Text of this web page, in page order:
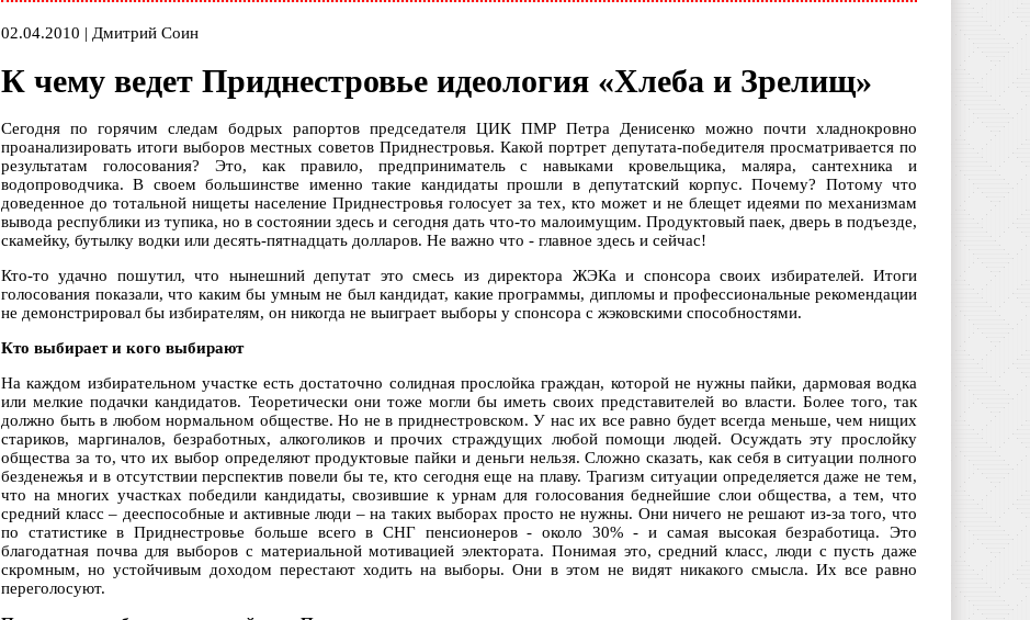
02.04.2010 | Дмитрий Соин
К чему ведет Приднестровье идеология «Хлеба и Зрелищ»
Сегодня по горячим следам бодрых рапортов председателя ЦИК ПМР Петра Денисенко можно почти хладнокровно
проанализировать итоги выборов местных советов Приднестровья. Какой портрет депутата-победителя просматривается по
результатам голосования? Это, как правило, предприниматель с навыками кровельщика, маляра, сантехника и
водопроводчика. В своем большинстве именно такие кандидаты прошли в депутатский корпус. Почему? Потому что
доведенное до тотальной нищеты население Приднестровья голосует за тех, кто может и не блещет идеями по механизмам
вывода республики из тупика, но в состоянии здесь и сегодня дать что-то малоимущим. Продуктовый паек, дверь в подъезде,
скамейку, бутылку водки или десять-пятнадцать долларов. Не важно что - главное здесь и сейчас!
Кто-то удачно пошутил, что нынешний депутат это смесь из директора ЖЭКа и спонсора своих избирателей. Итоги
голосования показали, что каким бы умным не был кандидат, какие программы, дипломы и профессиональные рекомендации
не демонстрировал бы избирателям, он никогда не выиграет выборы у спонсора с жэковскими способностями.
Кто выбирает и кого выбирают
На каждом избирательном участке есть достаточно солидная прослойка граждан, которой не нужны пайки, дармовая водка
или мелкие подачки кандидатов. Теоретически они тоже могли бы иметь своих представителей во власти. Более того, так
должно быть в любом нормальном обществе. Но не в приднестровском. У нас их все равно будет всегда меньше, чем нищих
стариков, маргиналов, безработных, алкоголиков и прочих страждущих любой помощи людей. Осуждать эту прослойку
общества за то, что их выбор определяют продуктовые пайки и деньги нельзя. Сложно сказать, как себя в ситуации полного
безденежья и в отсутствии перспектив повели бы те, кто сегодня еще на плаву. Трагизм ситуации определяется даже не тем,
что на многих участках победили кандидаты, свозившие к урнам для голосования беднейшие слои общества, а тем, что
средний класс – дееспособные и активные люди – на таких выборах просто не нужны. Они ничего не решают из-за того, что
по статистике в Приднестровье больше всего в СНГ пенсионеров - около 30% - и самая высокая безработица. Это
благодатная почва для выборов с материальной мотивацией электората. Понимая это, средний класс, люди с пусть даже
скромным, но устойчивым доходом перестают ходить на выборы. Они в этом не видят никакого смысла. Их все равно
переголосуют.